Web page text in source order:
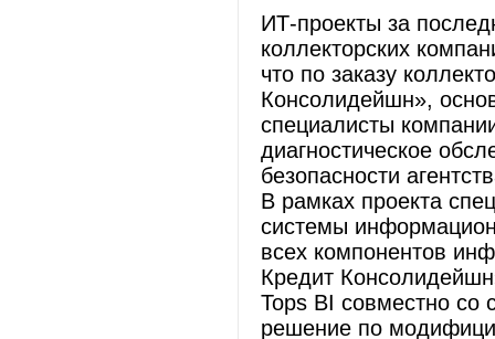
ИТ-проекты за
коллекторских
что по заказу
Консолидейшн»,
специалисты
диагностическое
безопасности
В рамках проекта
системы
всех компонентов
Кредит
Tops BI совместно со
решение по